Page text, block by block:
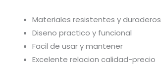
Materiales resistentes y duraderos
Diseno practico y funcional
Facil de usar y mantener
Excelente relacion calidad-precio